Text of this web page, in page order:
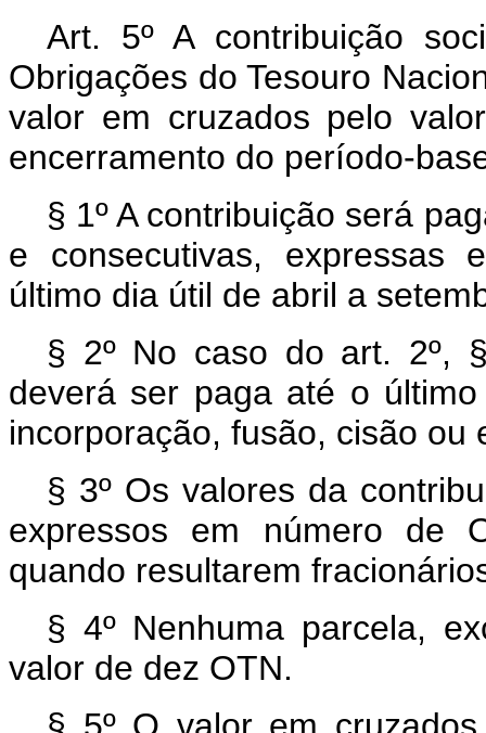
Art. 5º A contribuição
Obrigações do Tesouro
valor em cruzados pelo
encerramento do período-
§ 1º A contribuição será
e consecutivas, expressas
último dia útil de abril a
§ 2º No caso do art. 2º,
deverá ser paga até o
incorporação, fusão, cisão ou
§ 3º Os valores da
expressos em número de
quando resultarem
§ 4º Nenhuma parcela,
valor de dez OTN.